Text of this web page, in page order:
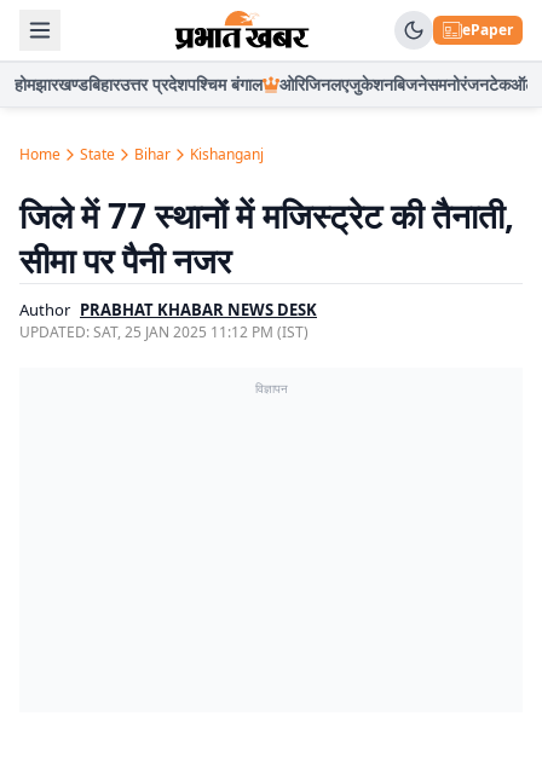
ePaper
होमझारखण्डबिहारउत्तर प्रदेशपश्चिम बंगाल ओरिजिनलएजुकेशनबिजनेसमनोरंजनटेकऑटो
Home State Bihar Kishanganj
जिले में 77 स्थानों में मजिस्ट्रेट की तैनाती,
सीमा पर पैनी नजर
Author PRABHAT KHABAR NEWS DESK
UPDATED:SAT, 25 JAN 2025 11:12 PM (IST)
विज्ञापन